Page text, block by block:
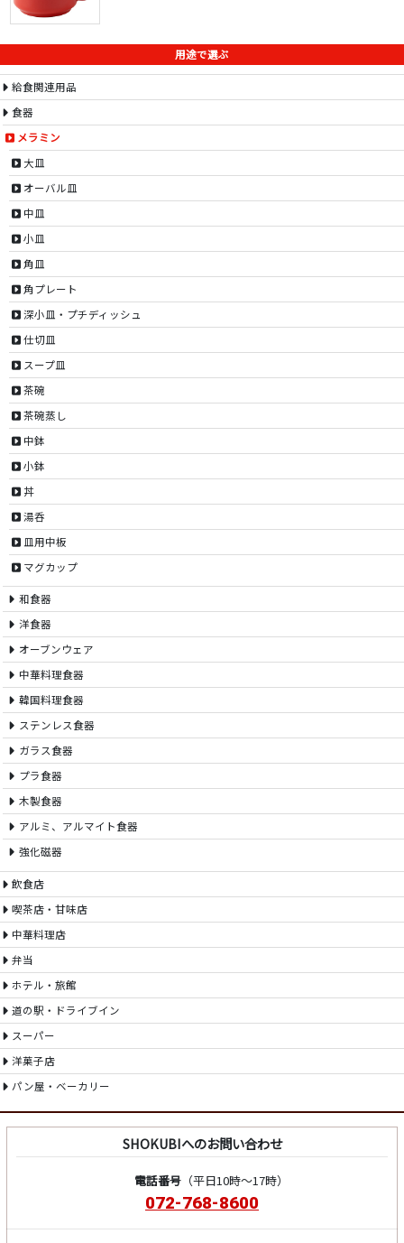
用途で選ぶ
給食関連用品
食器
メラミン
大皿
オーバル皿
中皿
小皿
角皿
角プレート
深小皿・プチディッシュ
仕切皿
スープ皿
茶碗
茶碗蒸し
中鉢
小鉢
丼
湯呑
皿用中板
マグカップ
和食器
洋食器
オーブンウェア
中華料理食器
韓国料理食器
ステンレス食器
ガラス食器
プラ食器
木製食器
アルミ、アルマイト食器
強化磁器
飲食店
喫茶店・甘味店
中華料理店
弁当
ホテル・旅館
道の駅・ドライブイン
スーパー
洋菓子店
パン屋・ベーカリー
SHOKUBIへのお問い合わせ
電話番号（平日10時～17時）
072-768-8600